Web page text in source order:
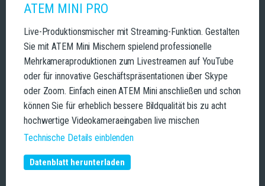
ATEM MINI PRO
Live-Produktionsmischer mit Streaming-Funktion. Gestalten
Sie mit ATEM Mini Mischern spielend professionelle
Mehrkameraproduktionen zum Livestreamen auf YouTube
oder für innovative Geschäftspräsentationen über Skype
oder Zoom. Einfach einen ATEM Mini anschließen und schon
können Sie für erheblich bessere Bildqualität bis zu acht
hochwertige Videokameraeingaben live mischen
Technische Details einblenden
Datenblatt herunterladen